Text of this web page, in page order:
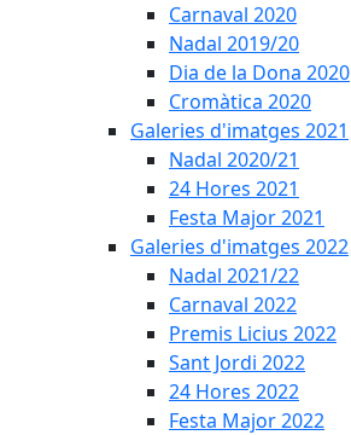
Carnaval 2020
Nadal 2019/20
Dia de la Dona 2020
Cromàtica 2020
Galeries d'imatges 2021
Nadal 2020/21
24 Hores 2021
Festa Major 2021
Galeries d'imatges 2022
Nadal 2021/22
Carnaval 2022
Premis Licius 2022
Sant Jordi 2022
24 Hores 2022
Festa Major 2022